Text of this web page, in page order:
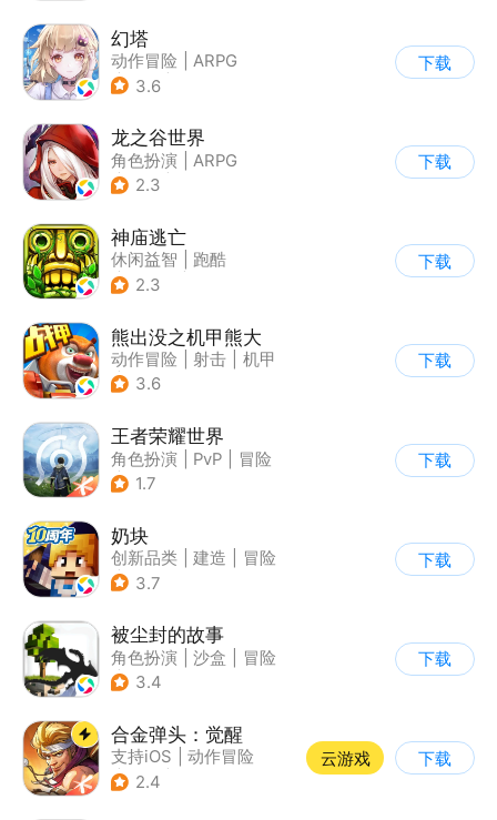
幻塔
动作冒险
ARPG
| 奇幻
3.6
下载
龙之谷世界
角色扮演
ARPG
| 奇幻
2.3
下载
神庙逃亡
休闲益智
跑酷
| 欧美风
2.3
下载
熊出没之机甲熊大
动作冒险 射击
机甲
| 熊出没
3.6
下载
王者荣耀世界
角色扮演 PvP
冒险
| 开放世界
1.7
下载
奶块
创新品类 建造
冒险
| 开放世界
3.7
下载
被尘封的故事
角色扮演 沙盒
冒险
| 开放世界
3.4
下载
合金弹头：觉醒
支持iOS
动作冒险
| 射击
2.4
云游戏 下载